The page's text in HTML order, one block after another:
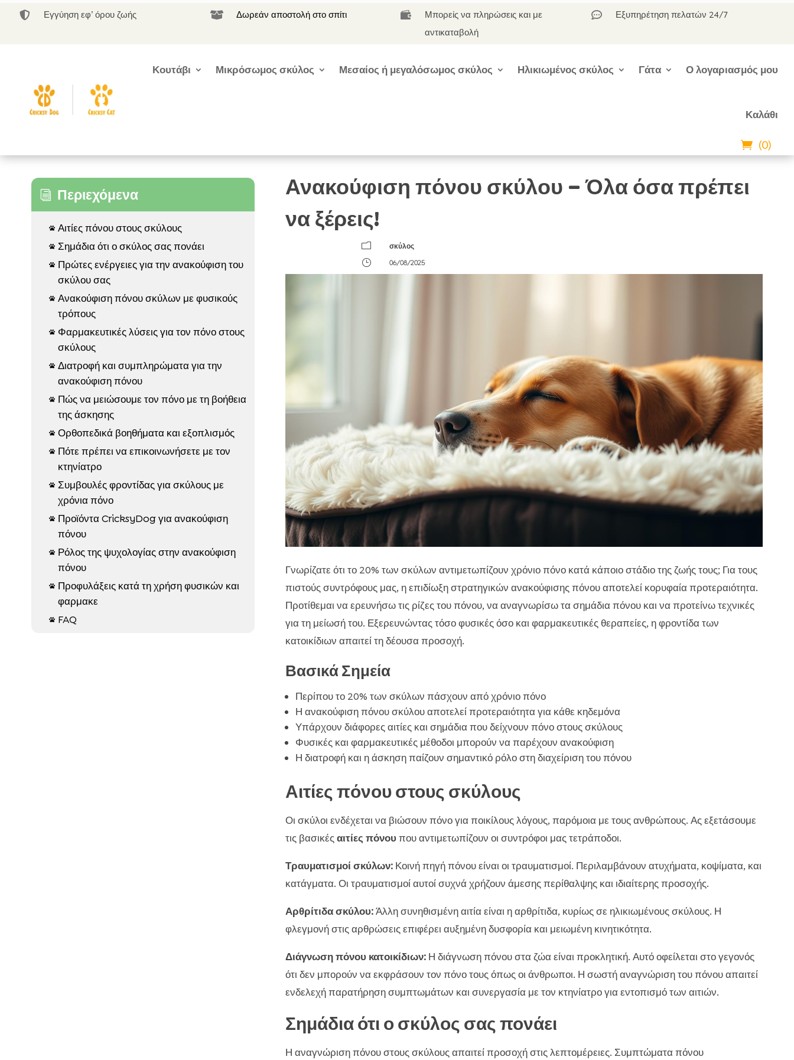
 Εγγύηση εφ’ όρου ζωής  Δωρεάν αποστολή στο σπίτι 
Μπορείς να πληρώσεις και με
αντικαταβολή
 Εξυπηρέτηση πελατών 24/7
Κουτάβι Μικρόσωμος σκύλος Μεσαίος ή μεγαλόσωμος σκύλος Ηλικιωμένος σκύλος Γάτα Ο λογαριασμός μου
Καλάθι
(0)
i Περιεχόμενα
 Αιτίες πόνου στους σκύλους
 Σημάδια ότι ο σκύλος σας πονάει

Πρώτες ενέργειες για την ανακούφιση του
σκύλου σας
 Ανακούφιση πόνου σκύλων με φυσικούς
τρόπους

Φαρμακευτικές λύσεις για τον πόνο στους
σκύλους
 Διατροφή και συμπληρώματα για την
ανακούφιση πόνου

Πώς να μειώσουμε τον πόνο με τη βοήθεια
της άσκησης
 Ορθοπεδικά βοηθήματα και εξοπλισμός

Πότε πρέπει να επικοινωνήσετε με τον
κτηνίατρο
 Συμβουλές φροντίδας για σκύλους με
χρόνια πόνο

Προϊόντα CricksyDog για ανακούφιση
πόνου

Ρόλος της ψυχολογίας στην ανακούφιση
πόνου

Προφυλάξεις κατά τη χρήση φυσικών και
φαρμακε
 FAQ
Ανακούφιση πόνου σκύλου – Όλα όσα πρέπει
να ξέρεις!
m
σκύλος
}
06/08/2025
Γνωρίζατε ότι το 20% των σκύλων αντιμετωπίζουν χρόνιο πόνο κατά κάποιο στάδιο της ζωής τους; Για τους
πιστούς συντρόφους μας, η επιδίωξη στρατηγικών ανακούφισης πόνου αποτελεί κορυφαία προτεραιότητα.
Προτίθεμαι να ερευνήσω τις ρίζες του πόνου, να αναγνωρίσω τα σημάδια πόνου και να προτείνω τεχνικές
για τη μείωσή του. Εξερευνώντας τόσο φυσικές όσο και φαρμακευτικές θεραπείες, η φροντίδα των
κατοικίδιων απαιτεί τη δέουσα προσοχή.
Βασικά Σημεία
Περίπου το 20% των σκύλων πάσχουν από χρόνιο πόνο
Η ανακούφιση πόνου σκύλου αποτελεί προτεραιότητα για κάθε κηδεμόνα
Υπάρχουν διάφορες αιτίες και σημάδια που δείχνουν πόνο στους σκύλους
Φυσικές και φαρμακευτικές μέθοδοι μπορούν να παρέχουν ανακούφιση
Η διατροφή και η άσκηση παίζουν σημαντικό ρόλο στη διαχείριση του πόνου
Αιτίες πόνου στους σκύλους
Οι σκύλοι ενδέχεται να βιώσουν πόνο για ποικίλους λόγους, παρόμοια με τους ανθρώπους. Ας εξετάσουμε
τις βασικές αιτίες πόνουπου αντιμετωπίζουν οι συντρόφοι μας τετράποδοι.
Τραυματισμοί σκύλων:Κοινή πηγή πόνου είναι οι τραυματισμοί. Περιλαμβάνουν ατυχήματα, κοψίματα, και
κατάγματα. Οι τραυματισμοί αυτοί συχνά χρήζουν άμεσης περίθαλψης και ιδιαίτερης προσοχής.
Αρθρίτιδα σκύλου:Άλλη συνηθισμένη αιτία είναι η αρθρίτιδα, κυρίως σε ηλικιωμένους σκύλους. Η
φλεγμονή στις αρθρώσεις επιφέρει αυξημένη δυσφορία και μειωμένη κινητικότητα.
Διάγνωση πόνου κατοικίδιων:Η διάγνωση πόνου στα ζώα είναι προκλητική. Αυτό οφείλεται στο γεγονός
ότι δεν μπορούν να εκφράσουν τον πόνο τους όπως οι άνθρωποι. Η σωστή αναγνώριση του πόνου απαιτεί
ενδελεχή παρατήρηση συμπτωμάτων και συνεργασία με τον κτηνίατρο για εντοπισμό των αιτιών.
Σημάδια ότι ο σκύλος σας πονάει
Η αναγνώριση πόνου στους σκύλους απαιτεί προσοχή στις λεπτομέρειες. Συμπτώματα πόνου